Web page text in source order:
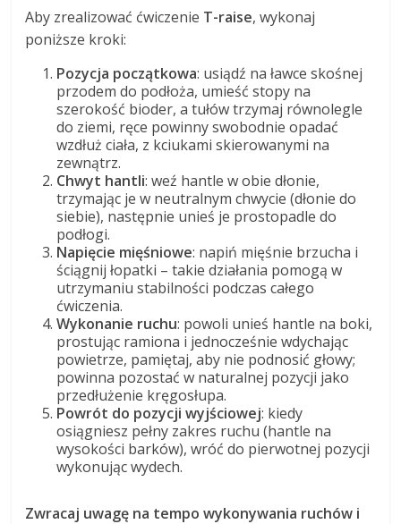
Aby zrealizować ćwiczenie T-raise, wykonaj
poniższe kroki:
Pozycja początkowa: usiądź na ławce skośnej
przodem do podłoża, umieść stopy na
szerokość bioder, a tułów trzymaj równolegle
do ziemi, ręce powinny swobodnie opadać
wzdłuż ciała, z kciukami skierowanymi na
zewnątrz.
Chwyt hantli: weź hantle w obie dłonie,
trzymając je w neutralnym chwycie (dłonie do
siebie), następnie unieś je prostopadle do
podłogi.
Napięcie mięśniowe: napiń mięśnie brzucha i
ściągnij łopatki – takie działania pomogą w
utrzymaniu stabilności podczas całego
ćwiczenia.
Wykonanie ruchu: powoli unieś hantle na boki,
prostując ramiona i jednocześnie wdychając
powietrze, pamiętaj, aby nie podnosić głowy;
powinna pozostać w naturalnej pozycji jako
przedłużenie kręgosłupa.
Powrót do pozycji wyjściowej: kiedy
osiągniesz pełny zakres ruchu (hantle na
wysokości barków), wróć do pierwotnej pozycji
wykonując wydech.
Zwracaj uwagę na tempo wykonywania ruchów i